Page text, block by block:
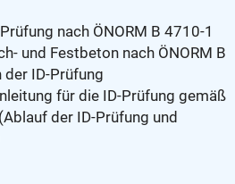
nach ÖNORM B 4710-1
und Festbeton nach ÖNORM B
ID-Prüfung
für die ID-Prüfung gemäß
der ID-Prüfung und